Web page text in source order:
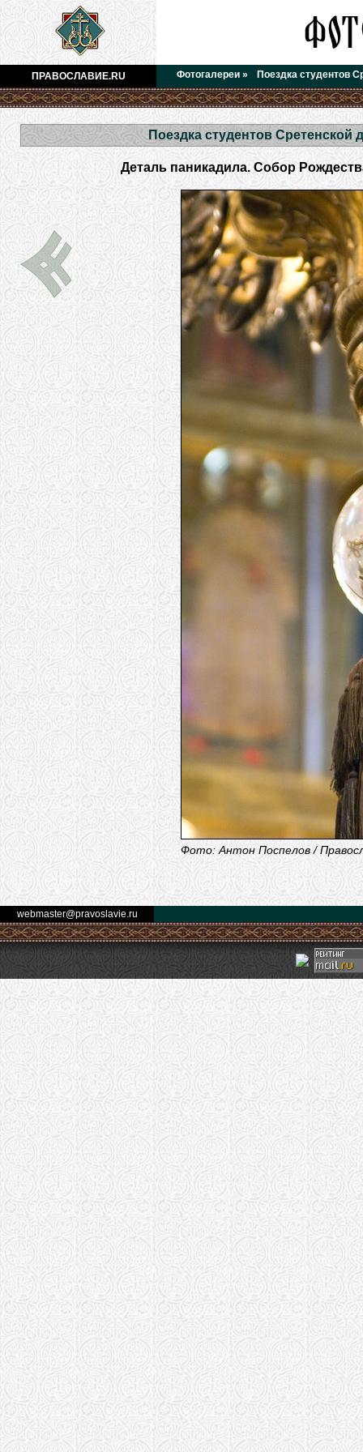
ПРАВОСЛАВИЕ.RU Фотогалереи » Поездка студентов
Поездка студентов
Деталь паникадила. Собор
Фото: Антон Поспелов /
webmaster@pravoslavie.ru